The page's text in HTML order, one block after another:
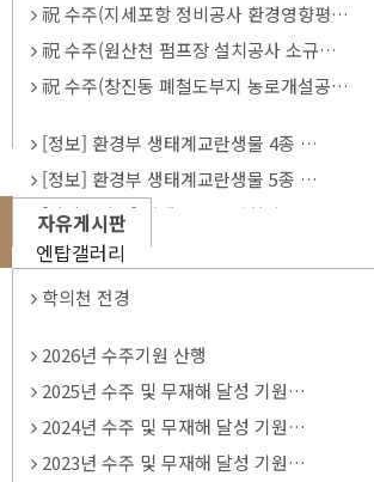
祝 수주(지세포항 정비공사 환경영향평…
祝 수주(원산천 펌프장 설치공사 소규…
祝 수주(창진동 폐철도부지 농로개설공…
[정보] 환경부 생태계교란생물 4종 …
[정보] 환경부 생태계교란생물 5종 …
[가이드라인] 야생조류 투명창 충돌 …
[양식] 생태․자연도 등급 수정․보완…
환경영향평가 대상사업 및 협의요청시기…
자유게시판
엔탑갤러리
학의천 전경
2026년 수주기원 산행
2025년 수주 및 무재해 달성 기원…
2024년 수주 및 무재해 달성 기원…
2023년 수주 및 무재해 달성 기원…